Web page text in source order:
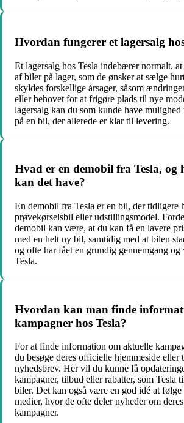
Hvordan fungerer et lagersalg
Et lagersalg hos Tesla indebærer normalt,
af biler på lager, som de ønsker at sælge
skyldes forskellige årsager, såsom
eller behovet for at frigøre plads til nye
lagersalg kan du som kunde have
på en bil, der allerede er klar til levering.
Hvad er en demobil fra Tesla, og
kan det have?
En demobil fra Tesla er en bil, der tidligere
prøvekørselsbil eller udstillingsmodel.
demobil kan være, at du kan få en lavere
med en helt ny bil, samtidig med at bilen
og ofte har fået en grundig gennemgang og
Tesla.
Hvordan kan man finde
kampagner hos Tesla?
For at finde information om aktuelle
du besøge deres officielle hjemmeside eller
nyhedsbrev. Her vil du kunne få
kampagner, tilbud eller rabatter, som Tesla
biler. Det kan også være en god idé at følge
medier, hvor de ofte deler nyheder om
kampagner.